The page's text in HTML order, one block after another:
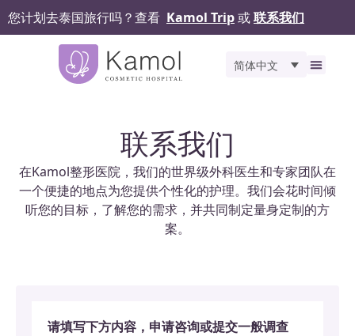
您计划去泰国旅行吗？查看 Kamol Trip或联系我们
简体中文
联系我们
在Kamol整形医院，我们的世界级外科医生和专家团队在
一个便捷的地点为您提供个性化的护理。我们会花时间倾
听您的目标，了解您的需求，并共同制定量身定制的方
案。
请填写下方内容，申请咨询或提交一般调查